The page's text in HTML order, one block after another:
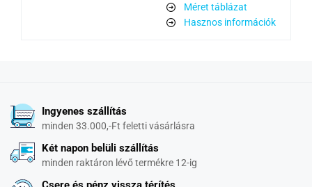
Méret táblázat
Hasznos információk
Ingyenes szállítás
minden 33.000,-Ft feletti vásárlásra
Két napon belüli szállítás
minden raktáron lévő termékre 12-ig